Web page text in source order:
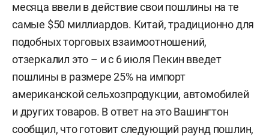
месяца ввели в действие свои пошлины на те
самые $50 миллиардов. Китай, традиционно для
подобных торговых взаимоотношений,
отзеркалил это – и с 6 июля Пекин введет
пошлины в размере 25% на импорт
американской сельхозпродукции, автомобилей
и других товаров. В ответ на это Вашингтон
сообщил, что готовит следующий раунд пошлин,